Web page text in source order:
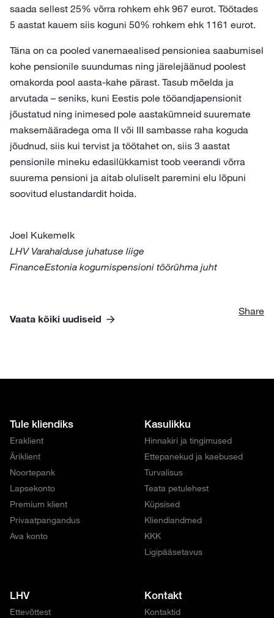
saada sellest 25% võrra rohkem ehk 967 eurot. Töötades
5 aastat kauem siis koguni 50% rohkem ehk 1161 eurot.
Täna on ca pooled vanemaealised pensioniea saabumisel
kohe pensionile suundumas ning järelejäänud poolest
omakorda pool aasta-kahe pärast. Tasub mõelda ja
arvutada – seniks, kuni Eestis pole tööandjapensionit
jõustatud ning inimesed pole aastakümneid suuremate
maksemääradega oma II või III sambasse raha koguda
jõudnud, siis kui tervist ja töötahet on, siis 3 aastat
pensionile mineku edasilükkamist toob veerandi võrra
suurema pensioni ja aitab oluliselt paremini elu lõpuni
soovitud elustandardit hoida.
Joel Kukemelk
LHV Varahalduse juhatuse liige
FinanceEstonia kogumispensioni töörühma juht
Share
Vaata kõiki uudiseid
Tule kliendiks
Eraklient
Äriklient
Noortepank
Lapsekonto
Premium klient
Privaatpangandus
Ava konto
Kasulikku
Hinnakiri ja tingimused
Ettepanekud ja kaebused
Turvalisus
Teata petulehest
Küpsised
Kliendiandmed
KKK
Ligipääsetavus
LHV
Ettevõttest
Kontakt
Kontaktid